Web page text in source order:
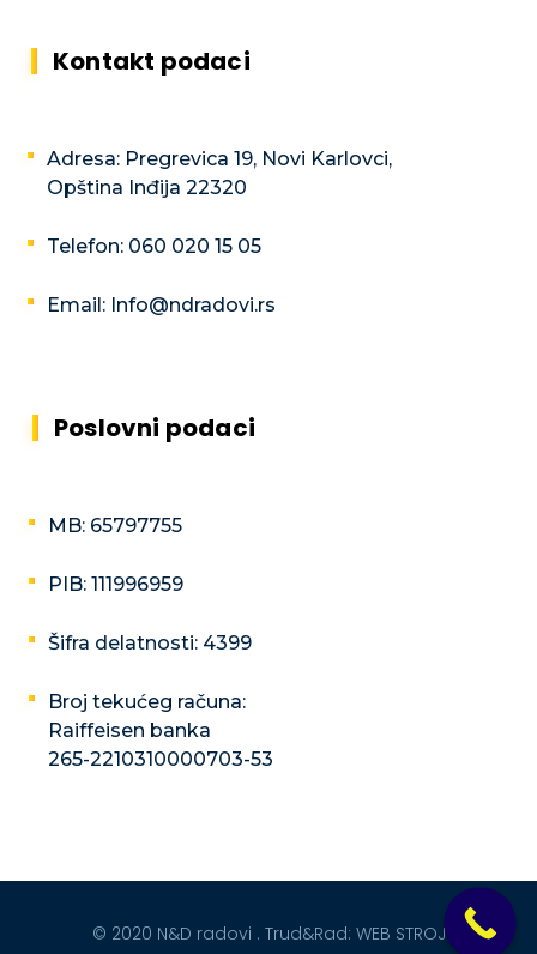
Kontakt podaci
Adresa: Pregrevica 19, Novi Karlovci,
Opština Inđija 22320
Telefon: 060 020 15 05
Email: Info@ndradovi.rs
Poslovni podaci
MB: 65797755
PIB: 111996959
Šifra delatnosti: 4399
Broj tekućeg računa:
Raiffeisen banka
265-2210310000703-53
© 2020 N&D radovi . Trud&Rad: WEB STROJ